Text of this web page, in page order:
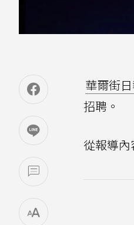
華爾街
招聘。
從報導